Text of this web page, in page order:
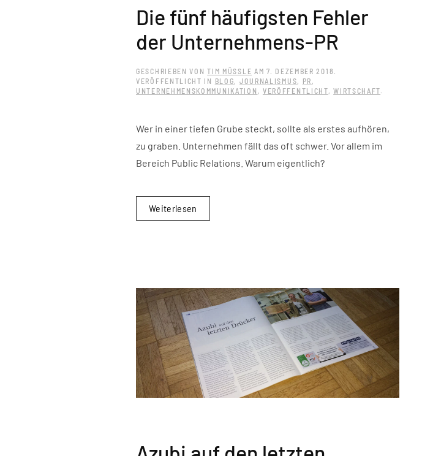
Die fünf häufigsten Fehler
der Unternehmens-PR
GESCHRIEBEN VONTIM MÜSSLE AM7. DEZEMBER 2018 .
VERÖFFENTLICHT IN BLOG, JOURNALISMUS, PR ,
UNTERNEHMENSKOMMUNIKATION , VERÖFFENTLICHT,WIRTSCHAFT.
Wer in einer tiefen Grube steckt, sollte als erstes aufhören,
zu graben. Unternehmen fällt das oft schwer. Vor allem im
Bereich Public Relations. Warum eigentlich?
Weiterlesen